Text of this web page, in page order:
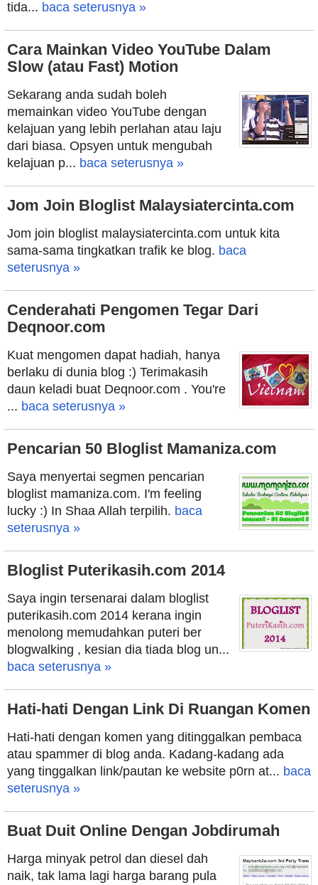
tida... baca seterusnya »
Cara Mainkan Video YouTube Dalam
Slow (atau Fast) Motion
Sekarang anda sudah boleh
memainkan video YouTube dengan
kelajuan yang lebih perlahan atau laju
dari biasa. Opsyen untuk mengubah
kelajuan p... baca seterusnya »
Jom Join Bloglist Malaysiatercinta.com
Jom join bloglist malaysiatercinta.com untuk kita
sama-sama tingkatkan trafik ke blog. baca
seterusnya »
Cenderahati Pengomen Tegar Dari
Deqnoor.com
Kuat mengomen dapat hadiah, hanya
berlaku di dunia blog :) Terimakasih
daun keladi buat Deqnoor.com . You're
... baca seterusnya »
Pencarian 50 Bloglist Mamaniza.com
Saya menyertai segmen pencarian
bloglist mamaniza.com. I'm feeling
lucky :) In Shaa Allah terpilih. baca
seterusnya »
Bloglist Puterikasih.com 2014
Saya ingin tersenarai dalam bloglist
puterikasih.com 2014 kerana ingin
menolong memudahkan puteri ber
blogwalking , kesian dia tiada blog un...
baca seterusnya »
Hati-hati Dengan Link Di Ruangan Komen
Hati-hati dengan komen yang ditinggalkan pembaca
atau spammer di blog anda. Kadang-kadang ada
yang tinggalkan link/pautan ke website p0rn at... baca
seterusnya »
Buat Duit Online Dengan Jobdirumah
Harga minyak petrol dan diesel dah
naik, tak lama lagi harga barang pula